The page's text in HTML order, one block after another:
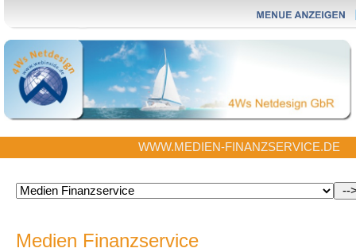
WWW.MEDIEN-FINANZSERVICE.DE
Medien Finanzservice